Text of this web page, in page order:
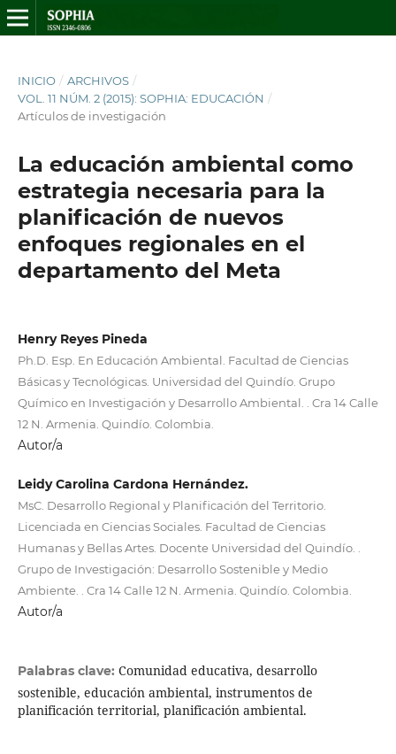
INICIO / ARCHIVOS /
VOL. 11 NÚM. 2 (2015): SOPHIA: EDUCACIÓN /
Artículos de investigación
La educación ambiental como
estrategia necesaria para la
planificación de nuevos
enfoques regionales en el
departamento del Meta
Henry Reyes Pineda
Ph.D. Esp. En Educación Ambiental. Facultad de Ciencias
Básicas y Tecnológicas. Universidad del Quindío. Grupo
Químico en Investigación y Desarrollo Ambiental. . Cra 14 Calle
12 N. Armenia. Quindío. Colombia.
Autor/a
Leidy Carolina Cardona Hernández.
MsC. Desarrollo Regional y Planificación del Territorio.
Licenciada en Ciencias Sociales. Facultad de Ciencias
Humanas y Bellas Artes. Docente Universidad del Quindío. .
Grupo de Investigación: Desarrollo Sostenible y Medio
Ambiente. . Cra 14 Calle 12 N. Armenia. Quindío. Colombia.
Autor/a
Palabras clave: Comunidad educativa, desarrollo
sostenible, educación ambiental, instrumentos de
planificación territorial, planificación ambiental.